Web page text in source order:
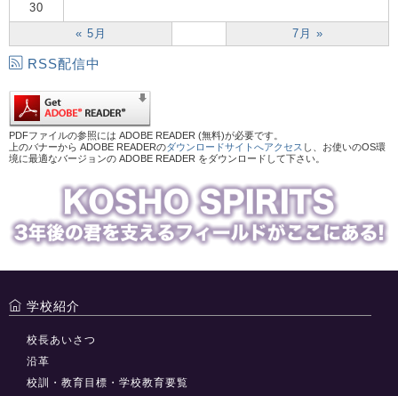
« 5月 7月 »
30
RSS配信中
PDFファイルの参照には ADOBE READER (無料)が必要です。
上のバナーから ADOBE READERのダウンロードサイトへアクセス し、お使いのOS環
境に最適なバージョンの ADOBE READER をダウンロードして下さい。
学校紹介
校長あいさつ
沿革
校訓・教育目標・学校教育要覧